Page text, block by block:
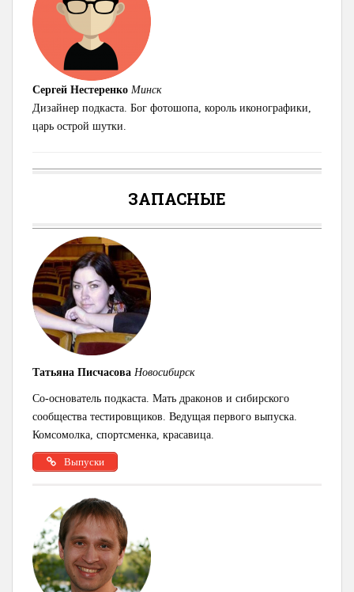
Сергей Нестеренко Минск
Дизайнер подкаста. Бог фотошопа, король иконографики,
царь острой шутки.
ЗАПАСНЫЕ
Татьяна Писчасова Новосибирск
Со-основатель подкаста. Мать драконов и сибирского
сообщества тестировщиков. Ведущая первого выпуска.
Комсомолка, спортсменка, красавица.
Выпуски